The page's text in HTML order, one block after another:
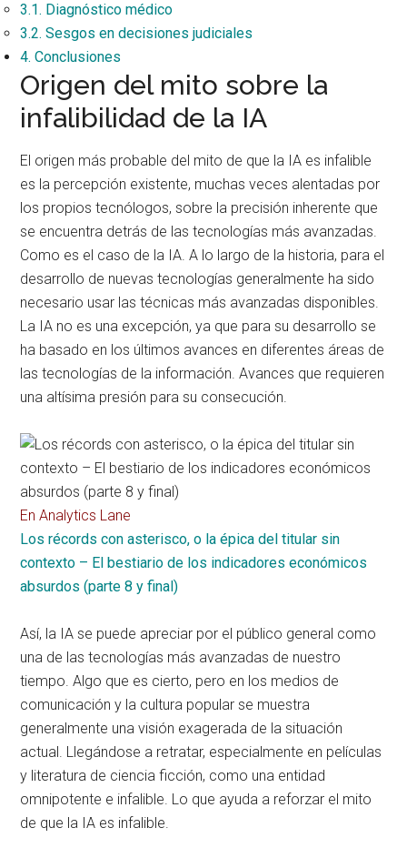
3.1. Diagnóstico médico
3.2. Sesgos en decisiones judiciales
4. Conclusiones
Origen del mito sobre la
infalibilidad de la IA
El origen más probable del mito de que la IA es infalible
es la percepción existente, muchas veces alentadas por
los propios tecnólogos, sobre la precisión inherente que
se encuentra detrás de las tecnologías más avanzadas.
Como es el caso de la IA. A lo largo de la historia, para el
desarrollo de nuevas tecnologías generalmente ha sido
necesario usar las técnicas más avanzadas disponibles.
La IA no es una excepción, ya que para su desarrollo se
ha basado en los últimos avances en diferentes áreas de
las tecnologías de la información. Avances que requieren
una altísima presión para su consecución.
En Analytics Lane
Los récords con asterisco, o la épica del titular sin
contexto – El bestiario de los indicadores económicos
absurdos (parte 8 y final)
Así, la IA se puede apreciar por el público general como
una de las tecnologías más avanzadas de nuestro
tiempo. Algo que es cierto, pero en los medios de
comunicación y la cultura popular se muestra
generalmente una visión exagerada de la situación
actual. Llegándose a retratar, especialmente en películas
y literatura de ciencia ficción, como una entidad
omnipotente e infalible. Lo que ayuda a reforzar el mito
de que la IA es infalible.